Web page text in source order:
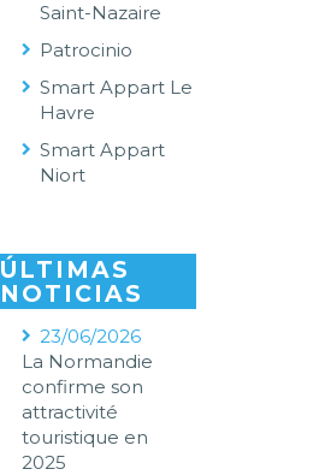
Saint-Nazaire
Patrocinio
Smart Appart Le
Havre
Smart Appart
Niort
ÚLTIMAS
NOTICIAS
23/06/2026
La Normandie
confirme son
attractivité
touristique en
2025